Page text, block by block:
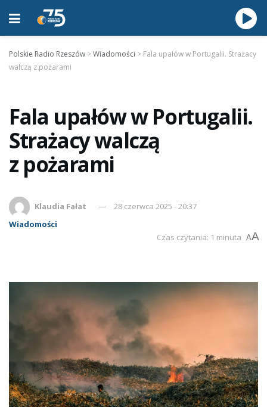
Polskie Radio Rzeszów >Wiadomości > Fala upałów w Portugalii. Strażacy
walczą z pożarami
Fala upałów w Portugalii.
Strażacy walczą
z pożarami
Klaudia Fałat
28 czerwca 2025 - 20:37
Wiadomości
Czas czytania: 1 minuta AA